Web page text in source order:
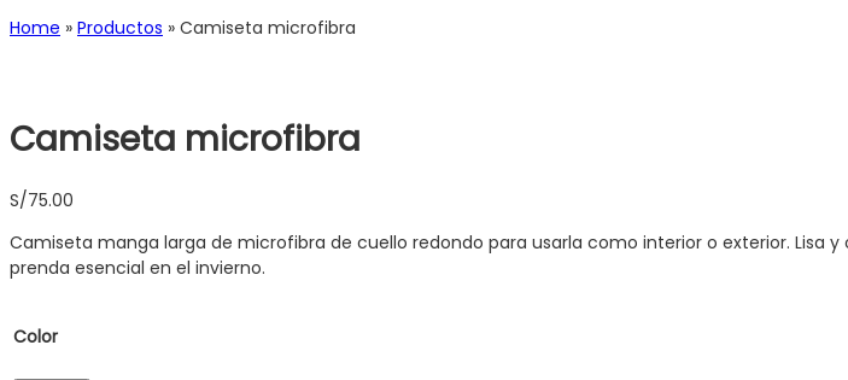
Home » Productos » Camiseta microfibra
Camiseta microfibra
S/75.00
Camiseta manga larga de microfibra de cuello redondo para usarla como interior o exterior. Lisa
prenda esencial en el invierno.
Color